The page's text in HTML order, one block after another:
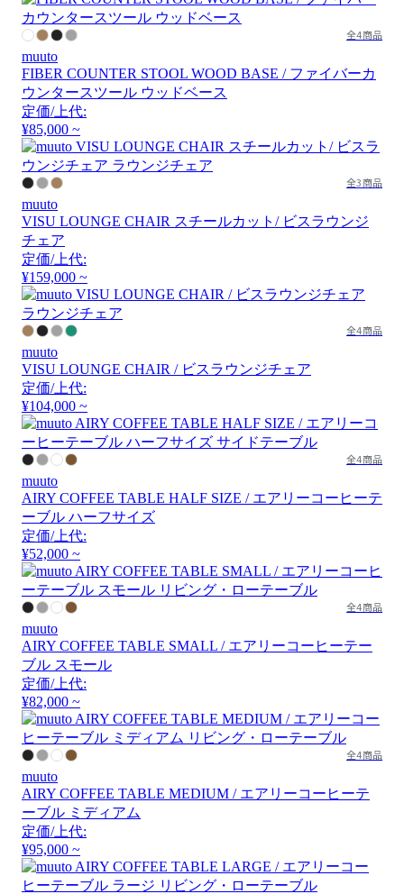
全4商品
muuto
FIBER COUNTER STOOL WOOD BASE / ファイバーカ
ウンタースツール ウッドベース
定価/上代:
¥85,000 ~
全3商品
muuto
VISU LOUNGE CHAIR スチールカット/ ビスラウンジ
チェア
定価/上代:
¥159,000 ~
全4商品
muuto
VISU LOUNGE CHAIR / ビスラウンジチェア
定価/上代:
¥104,000 ~
全4商品
muuto
AIRY COFFEE TABLE HALF SIZE / エアリーコーヒーテ
ーブル ハーフサイズ
定価/上代:
¥52,000 ~
全4商品
muuto
AIRY COFFEE TABLE SMALL / エアリーコーヒーテー
ブル スモール
定価/上代:
¥82,000 ~
全4商品
muuto
AIRY COFFEE TABLE MEDIUM / エアリーコーヒーテ
ーブル ミディアム
定価/上代:
¥95,000 ~